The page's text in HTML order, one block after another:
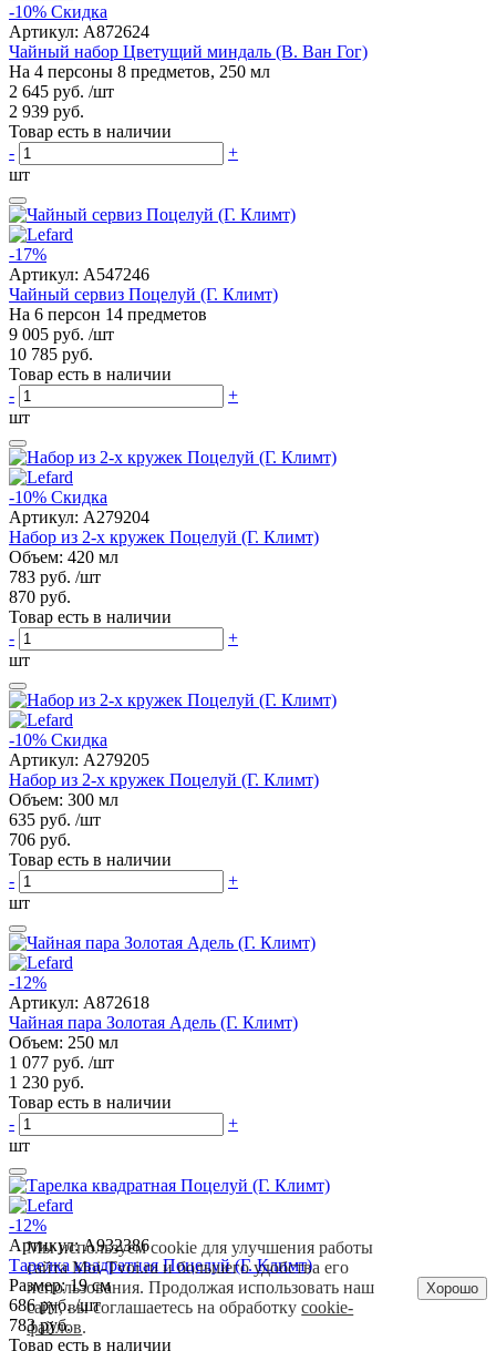
-10% Скидка
Артикул: A872624
Чайный набор Цветущий миндаль (В. Ван Гог)
На 4 персоны 8 предметов, 250 мл
2 645 руб. /шт
2 939 руб.
Товар есть в наличии
-
+
шт
-17%
Артикул: A547246
Чайный сервиз Поцелуй (Г. Климт)
На 6 персон 14 предметов
9 005 руб. /шт
10 785 руб.
Товар есть в наличии
-
+
шт
-10% Скидка
Артикул: A279204
Набор из 2-х кружек Поцелуй (Г. Климт)
Объем: 420 мл
783 руб. /шт
870 руб.
Товар есть в наличии
-
+
шт
-10% Скидка
Артикул: A279205
Набор из 2-х кружек Поцелуй (Г. Климт)
Объем: 300 мл
635 руб. /шт
706 руб.
Товар есть в наличии
-
+
шт
-12%
Артикул: A872618
Чайная пара Золотая Адель (Г. Климт)
Объем: 250 мл
1 077 руб. /шт
1 230 руб.
Товар есть в наличии
-
+
шт
-12%
Артикул:A932386
Тарелка квадратная Поцелуй (Г. Климт)
Размер: 19 см
686 руб. /шт
783 руб.
Товар есть в наличии
Мы используем cookie для улучшения работы
сайта Moi-Tvoi.ru и большего удобства его
использования. Продолжая использовать наш
сайт, вы соглашаетесь на обработкуcookie-
файлов.
Хорошо